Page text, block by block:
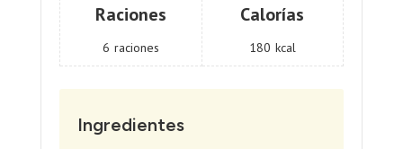
Raciones
6 raciones
Calorías
180 kcal
Ingredientes